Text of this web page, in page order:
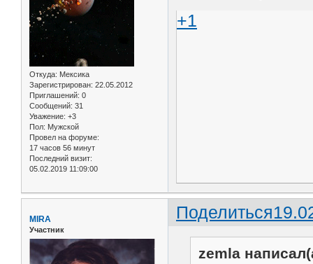
Откуда: Мексика
Зарегистрирован: 22.05.2012
Приглашений: 0
Сообщений: 31
Уважение: +3
Пол: Мужской
Провел на форуме:
17 часов 56 минут
Последний визит:
05.02.2019 11:09:00
+1
Поделиться
MIRA
Участник
zemla